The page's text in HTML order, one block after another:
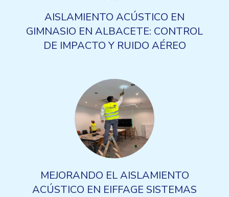
AISLAMIENTO ACÚSTICO EN
GIMNASIO EN ALBACETE: CONTROL
DE IMPACTO Y RUIDO AÉREO
MEJORANDO EL AISLAMIENTO
ACÚSTICO EN EIFFAGE SISTEMAS